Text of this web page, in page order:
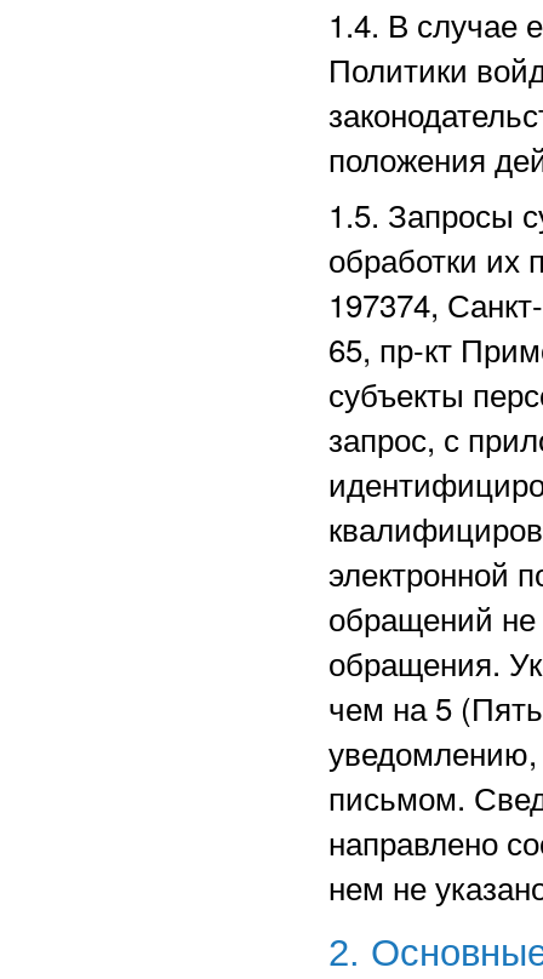
1.4. В случае
Политики
положения
1.5. Запросы
обработки их
197374,
65, пр-кт
субъекты
запрос, с
электронной
обращений
обращения.
чем на 5
уведомлению,
письмом.
направлено
нем не
2.